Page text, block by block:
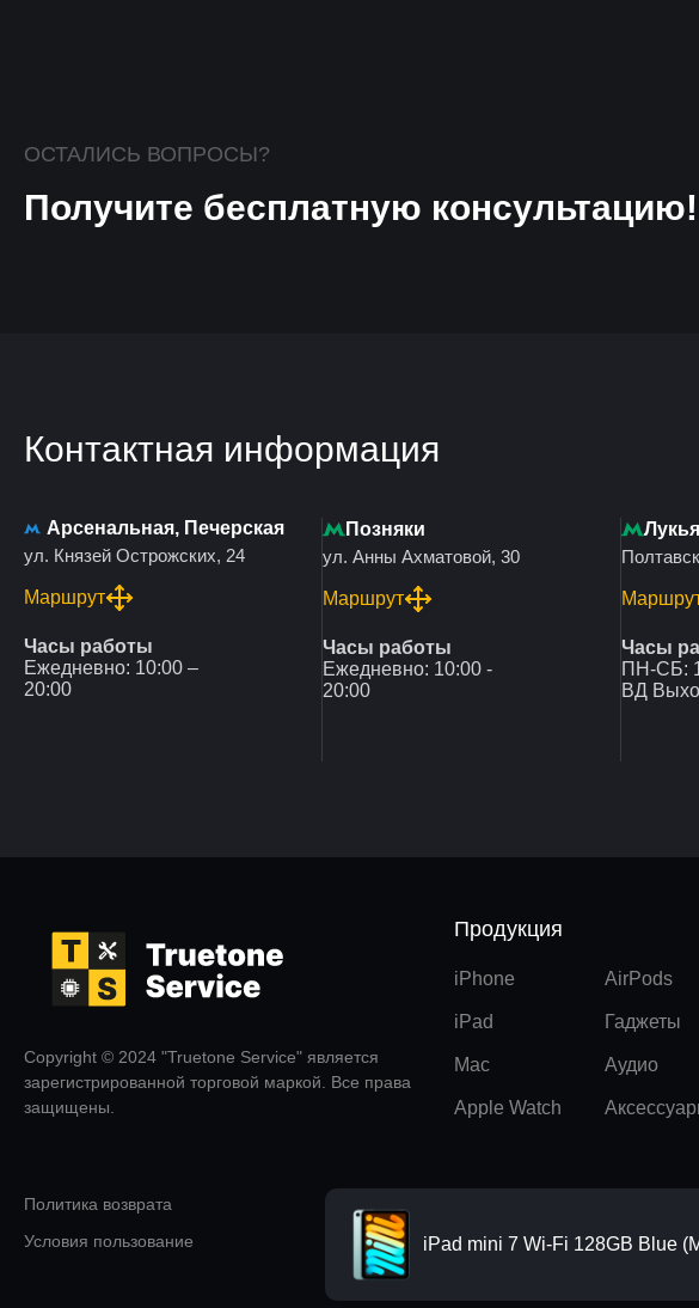
iPad mini 7 Wi-Fi 128GB Blue
ОСТАЛИСЬ ВОПРОСЫ?
Получите бесплатную консультацию!
Контактная информация
Арсенальная, Печерская
ул. Князей Острожских, 24
Маршрут
Часы работы
Ежедневно: 10:00 –
20:00
Позняки
ул. Анны Ахматовой, 30
Маршрут
Часы работы
Ежедневно: 10:00 -
20:00
Часы
ПН-СБ:
ВД
Copyright © 2024 "Truetone Service" является
зарегистрированной торговой маркой. Все права
защищены.
Политика возврата
Условия пользование
Продукция
iPhone
iPad
Mac
Apple Watch
AirPods
Гаджеты
Аудио